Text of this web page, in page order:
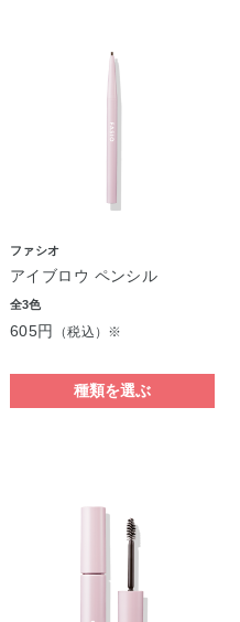
ファシオ
アイブロウ ペンシル
全3色
605円 （税込）※
種類を選ぶ